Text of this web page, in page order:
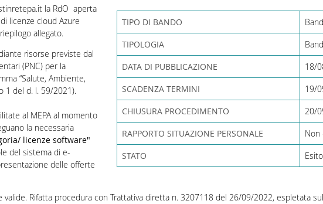
TIPO DI BANDO
TIPOLOGIA
DATA DI PUBBLICAZIONE
18/
SCADENZA TERMINI
19/
CHIUSURA PROCEDIMENTO
20/
RAPPORTO SITUAZIONE PERSONALE
Non
STATO
la RdO aperta
licenze cloud Azure
allegato.
risorse previste dal
(PNC) per la
“Salute, Ambiente,
1 del d. l. 59/2021).
al MEPA al momento
la necessaria
licenze software"
del sistema di e-
delle offerte
Rifatta procedura con Trattativa diretta n. 3207118 del 26/09/2022, espletata